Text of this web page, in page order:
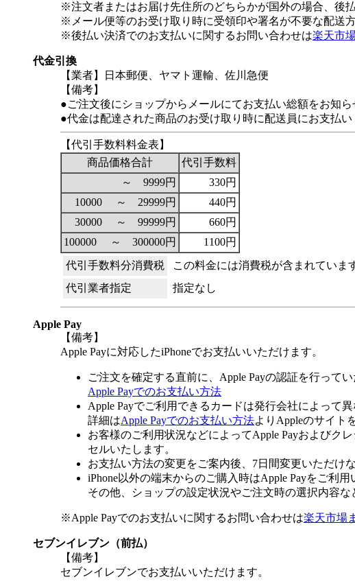
※注文者またはお届け先住所のどちらかが国外の場合、後
※メール便等のお受け取り時に受領印や署名が不要な配送
※後払い決済でのお支払いに関するお問い合わせは楽天市
代金引換
【業者】日本郵便、ヤマト運輸、佐川急便
【備考】
●ご注文後にショップからメールにてお支払い総額をお知ら
●代金は配達された商品のお受け取り時に配送員にお支払い
【代引手数料料金表】
商品価格合計
代引手数料
～ 9999円
330円
10000 ～ 29999円
440円
30000 ～ 99999円
660円
100000 ～ 300000円
1100円
代引手数料分消費税
この料金には消費税が含まれていま
代引業者指定
指定なし
Apple Pay
【備考】
Apple Payに対応したiPhoneでお支払いいただけます。
ご注文を確定する直前に、Apple Payの認証を行ってい
Apple Payでのお支払い方法
Apple Payでご利用できるカードは発行会社によって異
詳細はApple Payでのお支払い方法よりAppleのサイト
お客様のご利用状況などによってApple Payおよびク
セルいたします。
お支払い方法の変更をご案内後、7日間変更いただけ
iPhone以外の端末からのご購入時はApple Payをご利用
その他、ショップの設定状況やご注文時の選択内容な
※Apple Payでのお支払いに関するお問い合わせは楽天市場
セブンイレブン（前払）
【備考】
セブンイレブンでお支払いいただけます。